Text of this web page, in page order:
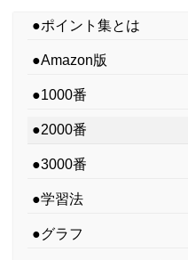
●ポイント集とは
●Amazon版
●1000番
●2000番
●3000番
●学習法
●グラフ